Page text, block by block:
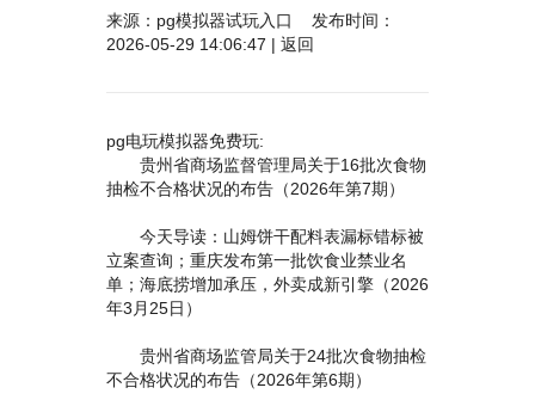
来源： pg模拟器试玩入口
发布时间：
2026-05-29 14:06:47 | 返回
pg电玩模拟器免费玩:
贵州省商场监督管理局关于16批次食物
抽检不合格状况的布告（2026年第7期）
今天导读：山姆饼干配料表漏标错标被
立案查询；重庆发布第一批饮食业禁业名
单；海底捞增加承压，外卖成新引擎（2026
年3月25日）
贵州省商场监管局关于24批次食物抽检
不合格状况的布告（2026年第6期）